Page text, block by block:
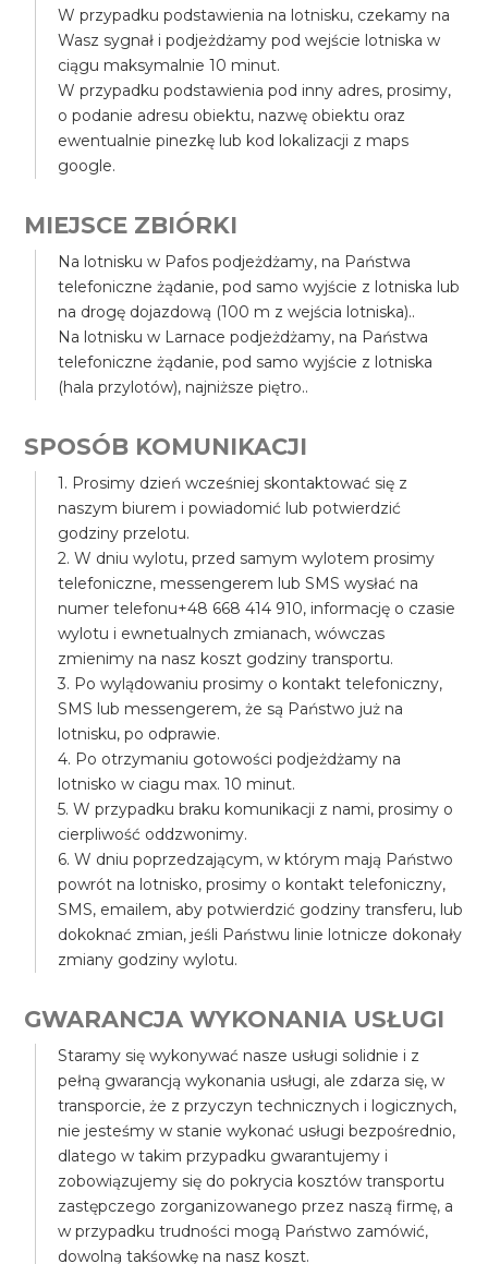
W przypadku podstawienia na lotnisku, czekamy na
Wasz sygnał i podjeżdżamy pod wejście lotniska w
ciągu maksymalnie 10 minut.
W przypadku podstawienia pod inny adres, prosimy,
o podanie adresu obiektu, nazwę obiektu oraz
ewentualnie pinezkę lub kod lokalizacji z maps
google.
MIEJSCE ZBIÓRKI
Na lotnisku w Pafos podjeżdżamy, na Państwa
telefoniczne żądanie, pod samo wyjście z lotniska lub
na drogę dojazdową (100 m z wejścia lotniska)..
Na lotnisku w Larnace podjeżdżamy, na Państwa
telefoniczne żądanie, pod samo wyjście z lotniska
(hala przylotów), najniższe piętro..
SPOSÓB KOMUNIKACJI
1. Prosimy dzień wcześniej skontaktować się z
naszym biurem i powiadomić lub potwierdzić
godziny przelotu.
2. W dniu wylotu, przed samym wylotem prosimy
telefoniczne, messengerem lub SMS wysłać na
numer telefonu+48 668 414 910, informację o czasie
wylotu i ewnetualnych zmianach, wówczas
zmienimy na nasz koszt godziny transportu.
3. Po wylądowaniu prosimy o kontakt telefoniczny,
SMS lub messengerem, że są Państwo już na
lotnisku, po odprawie.
4. Po otrzymaniu gotowości podjeżdżamy na
lotnisko w ciagu max. 10 minut.
5. W przypadku braku komunikacji z nami, prosimy o
cierpliwość oddzwonimy.
6. W dniu poprzedzającym, w którym mają Państwo
powrót na lotnisko, prosimy o kontakt telefoniczny,
SMS, emailem, aby potwierdzić godziny transferu, lub
dokoknać zmian, jeśli Państwu linie lotnicze dokonały
zmiany godziny wylotu.
GWARANCJA WYKONANIA USŁUGI
Staramy się wykonywać nasze usługi solidnie i z
pełną gwarancją wykonania usługi, ale zdarza się, w
transporcie, że z przyczyn technicznych i logicznych,
nie jesteśmy w stanie wykonać usługi bezpośrednio,
dlatego w takim przypadku gwarantujemy i
zobowiązujemy się do pokrycia kosztów transportu
zastępczego zorganizowanego przez naszą firmę, a
w przypadku trudności mogą Państwo zamówić,
dowolną takśowkę na nasz koszt.